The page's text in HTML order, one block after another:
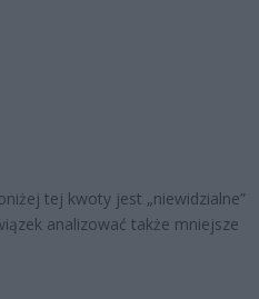
tej kwoty jest „niewidzialne”
analizować także mniejsze